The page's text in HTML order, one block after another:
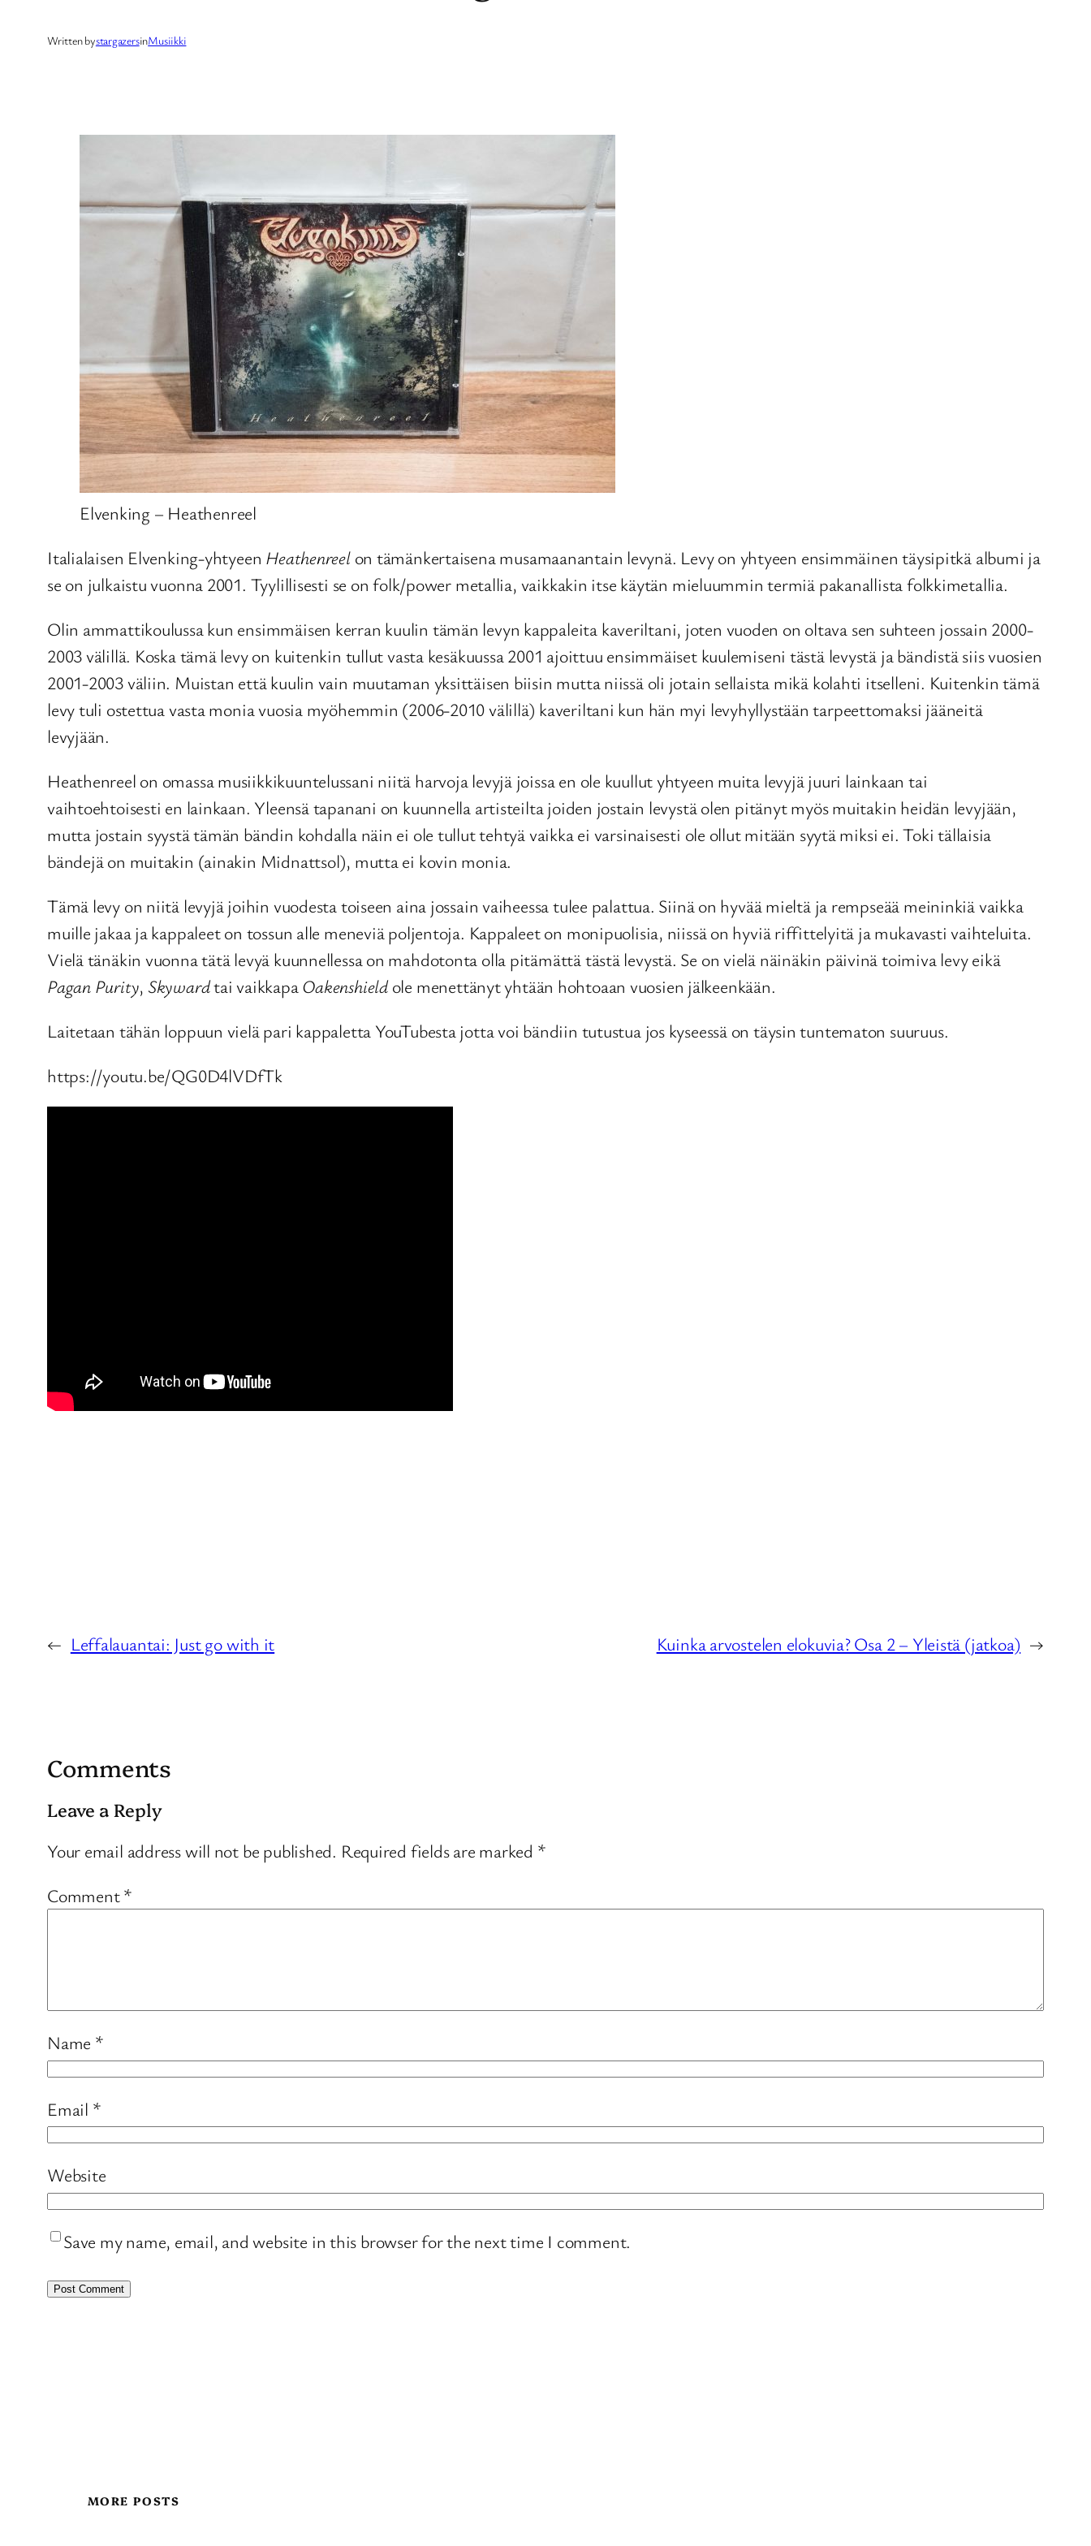
Written bystargazersinMusiikki
Elvenking – Heathenreel
Italialaisen Elvenking-yhtyeen Heathenreelon tämänkertaisena musamaanantain levynä. Levy on yhtyeen ensimmäinen täysipitkä albumi ja
se on julkaistu vuonna 2001. Tyylillisesti se on folk/power metallia, vaikkakin itse käytän mieluummin termiä pakanallista folkkimetallia.
Olin ammattikoulussa kun ensimmäisen kerran kuulin tämän levyn kappaleita kaveriltani, joten vuoden on oltava sen suhteen jossain 2000-
2003 välillä. Koska tämä levy on kuitenkin tullut vasta kesäkuussa 2001 ajoittuu ensimmäiset kuulemiseni tästä levystä ja bändistä siis vuosien
2001-2003 väliin. Muistan että kuulin vain muutaman yksittäisen biisin mutta niissä oli jotain sellaista mikä kolahti itselleni. Kuitenkin tämä
levy tuli ostettua vasta monia vuosia myöhemmin (2006-2010 välillä) kaveriltani kun hän myi levyhyllystään tarpeettomaksi jääneitä
levyjään.
Heathenreel on omassa musiikkikuuntelussani niitä harvoja levyjä joissa en ole kuullut yhtyeen muita levyjä juuri lainkaan tai
vaihtoehtoisesti en lainkaan. Yleensä tapanani on kuunnella artisteilta joiden jostain levystä olen pitänyt myös muitakin heidän levyjään,
mutta jostain syystä tämän bändin kohdalla näin ei ole tullut tehtyä vaikka ei varsinaisesti ole ollut mitään syytä miksi ei. Toki tällaisia
bändejä on muitakin (ainakin Midnattsol), mutta ei kovin monia.
Tämä levy on niitä levyjä joihin vuodesta toiseen aina jossain vaiheessa tulee palattua. Siinä on hyvää mieltä ja rempseää meininkiä vaikka
muille jakaa ja kappaleet on tossun alle meneviä poljentoja. Kappaleet on monipuolisia, niissä on hyviä riffittelyitä ja mukavasti vaihteluita.
Vielä tänäkin vuonna tätä levyä kuunnellessa on mahdotonta olla pitämättä tästä levystä. Se on vielä näinäkin päivinä toimiva levy eikä
Pagan Purity, Skywardtai vaikkapaOakenshieldole menettänyt yhtään hohtoaan vuosien jälkeenkään.
Laitetaan tähän loppuun vielä pari kappaletta YouTubesta jotta voi bändiin tutustua jos kyseessä on täysin tuntematon suuruus.
https://youtu.be/QG0D4lVDfTk
← Leffalauantai: Just go with it Kuinka arvostelen elokuvia? Osa 2 – Yleistä (jatkoa) →
Comments
Leave a Reply
Your email address will not be published. Required fields are marked *
Comment*
Name *
Email *
Website
Save my name, email, and website in this browser for the next time I comment.
MORE POSTS